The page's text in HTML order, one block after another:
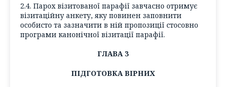
2.4. Парох візитованої парафії завчасно отримує
візитаційну анкету, яку повинен заповнити
особисто та зазначити в ній пропозиції стосовно
програми канонічної візитації парафії.
ГЛАВА 3
ПІДГОТОВКА ВІРНИХ